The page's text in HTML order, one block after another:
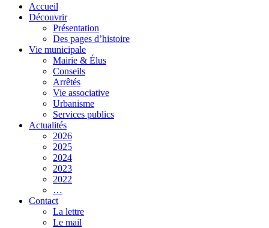
Accueil
Découvrir
Présentation
Des pages d’histoire
Vie municipale
Mairie & Élus
Conseils
Arrêtés
Vie associative
Urbanisme
Services publics
Actualités
2026
2025
2024
2023
2022
…
Contact
La lettre
Le mail